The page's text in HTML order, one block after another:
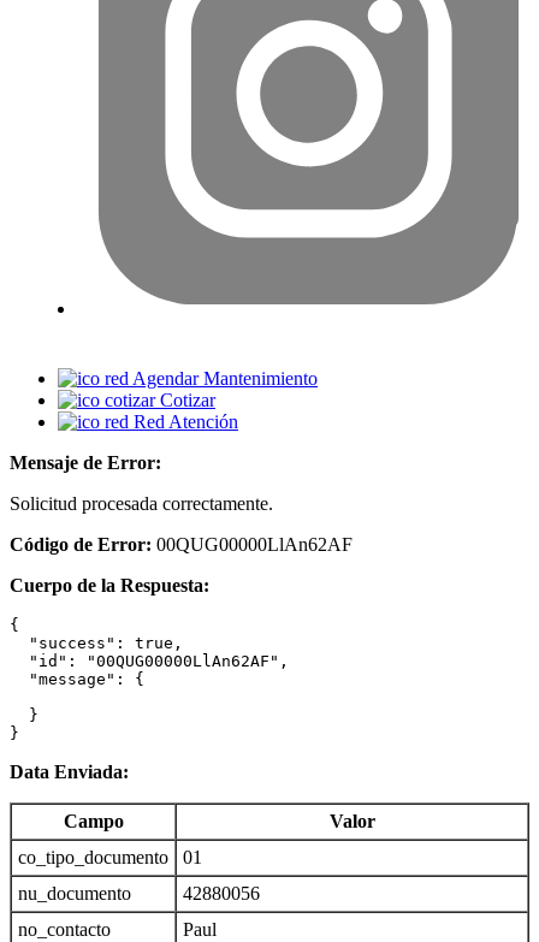
Agendar Mantenimiento
Cotizar
Red Atención
Mensaje de Error:
Solicitud procesada correctamente.
Código de Error: 00QUG00000LlAn62AF
Cuerpo de la Respuesta:
{
  "success": true,
  "id": "00QUG00000LlAn62AF",
  "message": {
  }
}
Data Enviada:
Campo
Valor
co_tipo_documento
01
nu_documento
42880056
no_contacto
Paul